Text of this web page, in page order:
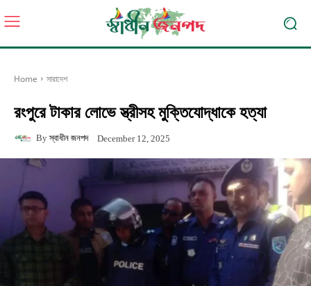
Home সারাদেশ
রংপুরে টাকার লোভে স্ত্রীসহ মুক্তিযোদ্ধাকে হত্যা
By স্বাধীন জনপদ December 12, 2025